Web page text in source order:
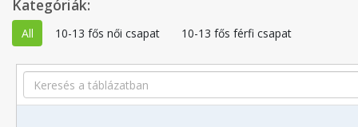
Kategóriák:
All 10-13 fős női csapat 10-13 fős férfi csapat
Search